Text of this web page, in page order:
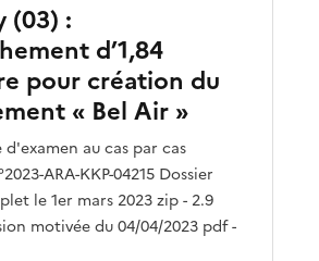
(03) :
d’1,84
pour création du
« Bel Air »
d'examen au cas par cas
ARA-KKP-04215 Dossier
le 1er mars 2023 zip - 2.9
motivée du 04/04/2023 pdf -